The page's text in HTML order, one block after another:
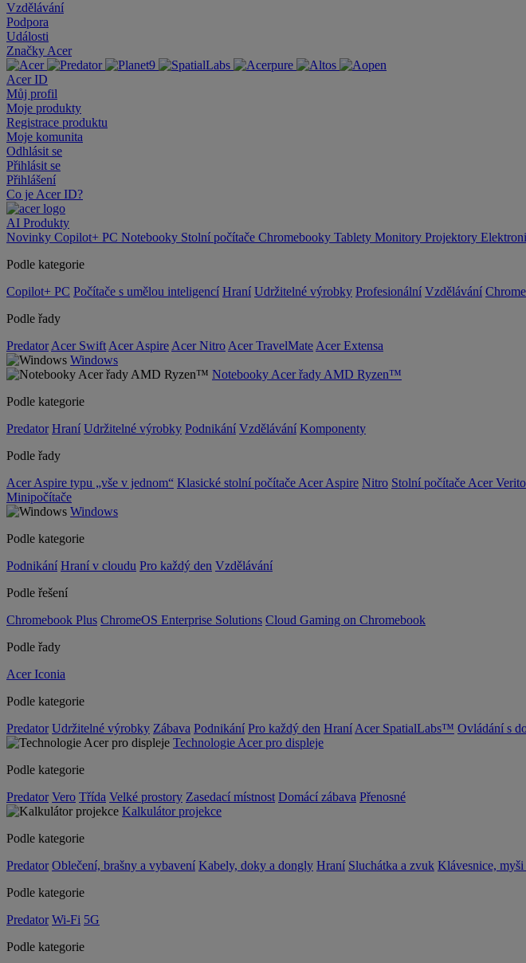
Vzdělávání
Podpora
Události
Značky Acer
Acer ID
Můj profil
Moje produkty
Registrace produktu
Moje komunita
Odhlásit se
Přihlásit se
Přihlášení
Co je Acer ID?
AI Produkty
Novinky Copilot+ PC Notebooky Stolní počítače Chromebooky Tablety Monitory Projektory
Podle kategorie
Copilot+ PC Počítače s umělou inteligencí Hraní Udržitelné výrobky Profesionální Vzdělávání
Podle řady
Predator Acer Swift Acer Aspire Acer Nitro Acer TravelMate Acer Extensa
Windows
Notebooky Acer řady AMD Ryzen™
Podle kategorie
Predator Hraní Udržitelné výrobky Podnikání Vzdělávání Komponenty
Podle řady
Acer Aspire typu „vše v jednom“ Klasické stolní počítače Acer Aspire Nitro Stolní počítače Acer
Minipočítače
Windows
Podle kategorie
Podnikání Hraní v cloudu Pro každý den Vzdělávání
Podle řešení
Chromebook Plus ChromeOS Enterprise Solutions Cloud Gaming on Chromebook
Podle řady
Acer Iconia
Podle kategorie
Predator Udržitelné výrobky Zábava Podnikání Pro každý den Hraní Acer SpatialLabs™ Ovládání s
Technologie Acer pro displeje
Podle kategorie
Predator Vero Třída Velké prostory Zasedací místnost Domácí zábava Přenosné
Kalkulátor projekce
Podle kategorie
Predator Oblečení, brašny a vybavení Kabely, doky a dongly Hraní Sluchátka a zvuk Klávesnice, myši
Podle kategorie
Predator Wi-Fi 5G
Podle kategorie